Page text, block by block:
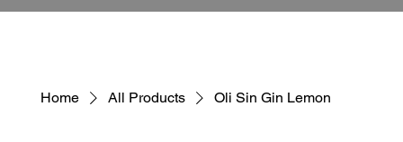
Home All Products Oli Sin Gin Lemon